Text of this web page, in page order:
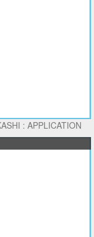
: APPLICATION